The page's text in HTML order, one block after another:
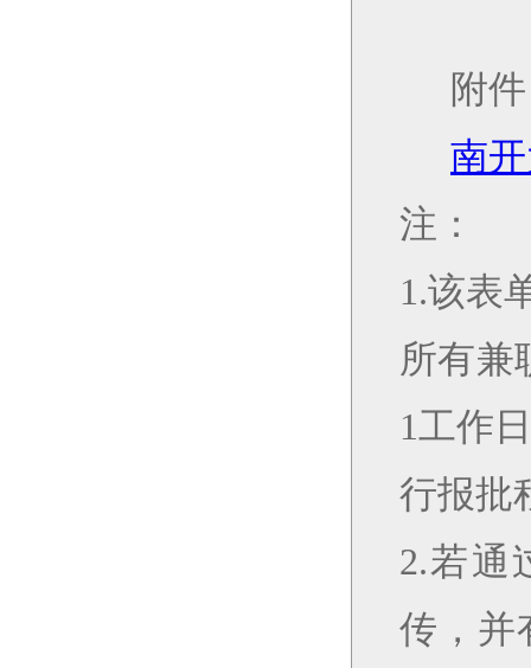
附
南
注：
1.该表
所有兼
1工作
行报批
2.若通
传，并